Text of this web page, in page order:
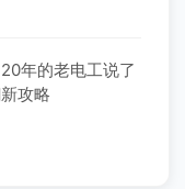
年的老电工说了
攻略